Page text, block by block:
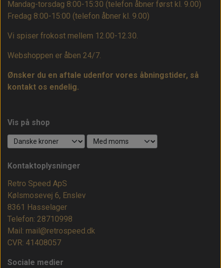
Mandag-torsdag 8:00-15:30 (telefon åbner først kl. 9.00)
Fredag 8:00-15:00 (telefon åbner kl. 9.00)
Vi spiser frokost mellem 12.00-12.30.
Webshoppen er åben 24/7.
Ønsker du en aftale udenfor vores åbningstider, så
kontakt os endelig.
Vis på shop
Kontaktoplysninger
Retro Speed ApS
Kølsmosevej 6, Enslev
8361 Hasselager
Telefon: 28710998
Mail: mail@retrospeed.dk
CVR: 41408057
Sociale medier